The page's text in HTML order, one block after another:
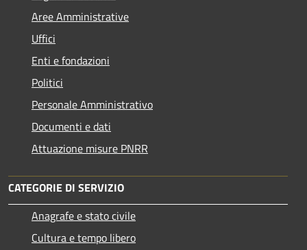
Aree Amministrative
Uffici
Enti e fondazioni
Politici
Personale Amministrativo
Documenti e dati
Attuazione misure PNRR
CATEGORIE DI SERVIZIO
Anagrafe e stato civile
Cultura e tempo libero